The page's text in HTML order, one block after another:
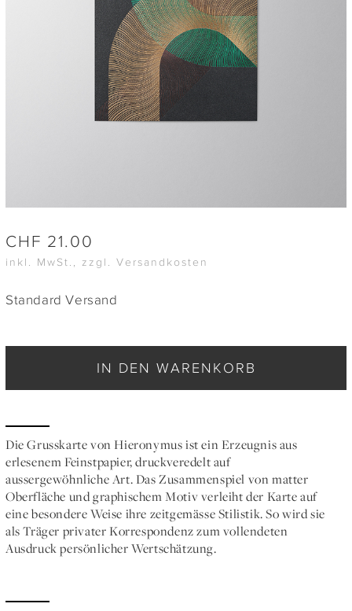
CHF 21.00
inkl. MwSt., zzgl. Versandkosten
Standard Versand
IN DEN WARENKORB
Die Grusskarte von Hieronymus ist ein Erzeugnis aus
erlesenem Feinstpapier, druckveredelt auf
aussergewöhnliche Art. Das Zusammenspiel von matter
Oberfläche und graphischem Motiv verleiht der Karte auf
eine besondere Weise ihre zeitgemässe Stilistik. So wird sie
als Träger privater Korrespondenz zum vollendeten
Ausdruck persönlicher Wertschätzung.